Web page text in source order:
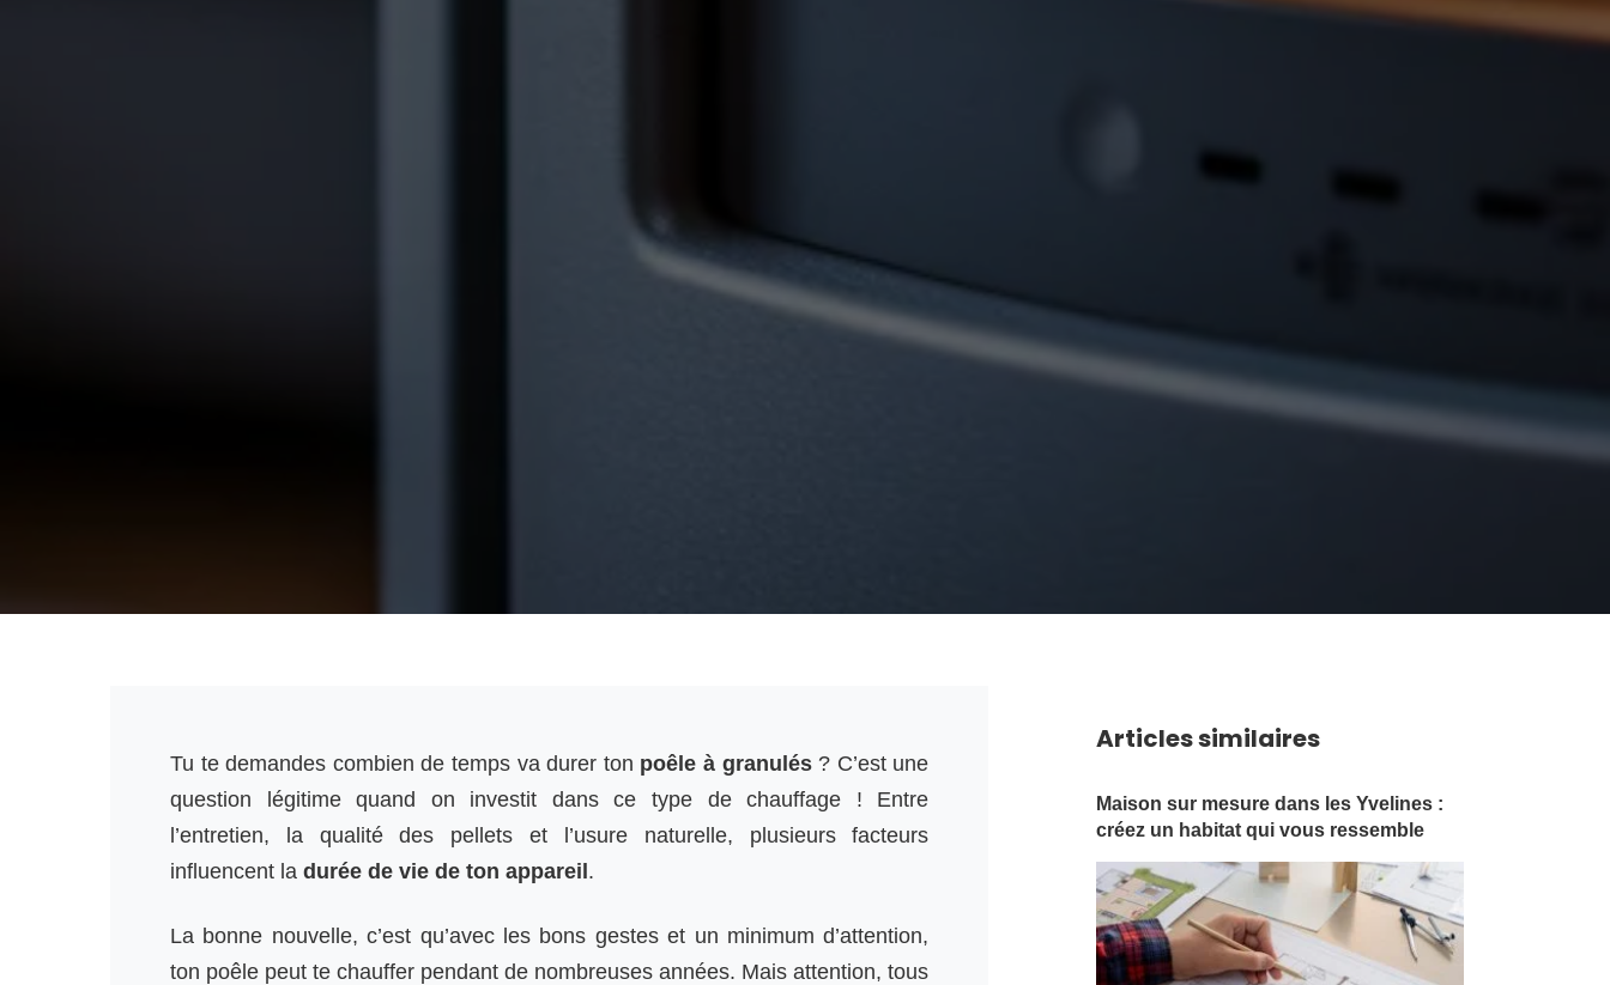
Tu te demandes combien de temps va durer ton poêle à granulés? C’est une
question légitime quand on investit dans ce type de chauffage ! Entre
l’entretien, la qualité des pellets et l’usure naturelle, plusieurs facteurs
influencent la durée de vie de ton appareil .
La bonne nouvelle, c’est qu’avec les bons gestes et un minimum d’attention,
ton poêle peut te chauffer pendant de nombreuses années. Mais attention, tous
Articles similaires
Maison sur mesure dans les Yvelines :
créez un habitat qui vous ressemble